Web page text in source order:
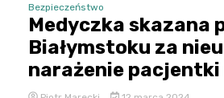
Bezpieczeństwo
Medyczka skazana
Białymstoku za
narażenie pacjentki